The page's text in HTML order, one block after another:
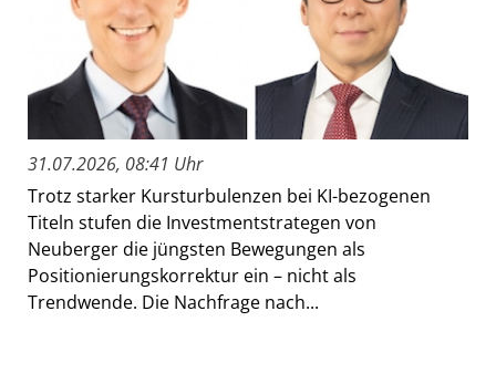
31.07.2026, 08:41 Uhr
Trotz starker Kursturbulenzen bei KI-bezogenen
Titeln stufen die Investmentstrategen von
Neuberger die jüngsten Bewegungen als
Positionierungskorrektur ein – nicht als
Trendwende. Die Nachfrage nach...